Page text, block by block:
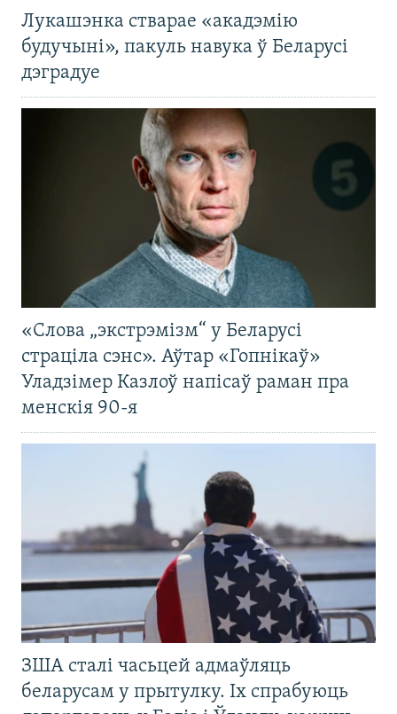
Лукашэнка стварае «акадэмію
будучыні», пакуль навука ў Беларусі
дэградуе
«Слова „экстрэмізм“ у Беларусі
страціла сэнс». Аўтар «Гопнікаў»
Уладзімер Казлоў напісаў раман пра
менскія 90-я
ЗША сталі часьцей адмаўляць
беларусам у прытулку. Іх спрабуюць